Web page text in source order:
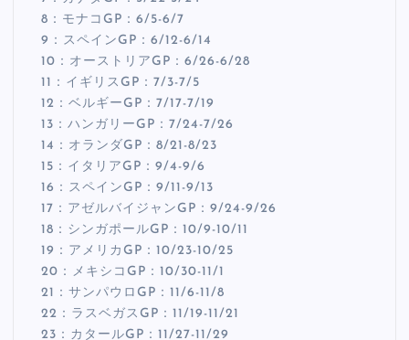
8：モナコGP：6/5-6/7
9：スペインGP：6/12-6/14
10：オーストリアGP：6/26-6/28
11：イギリスGP：7/3-7/5
12：ベルギーGP：7/17-7/19
13：ハンガリーGP：7/24-7/26
14：オランダGP：8/21-8/23
15：イタリアGP：9/4-9/6
16：スペインGP：9/11-9/13
17：アゼルバイジャンGP：9/24-9/26
18：シンガポールGP：10/9-10/11
19：アメリカGP：10/23-10/25
20：メキシコGP：10/30-11/1
21：サンパウロGP：11/6-11/8
22：ラスベガスGP：11/19-11/21
23：カタールGP：11/27-11/29